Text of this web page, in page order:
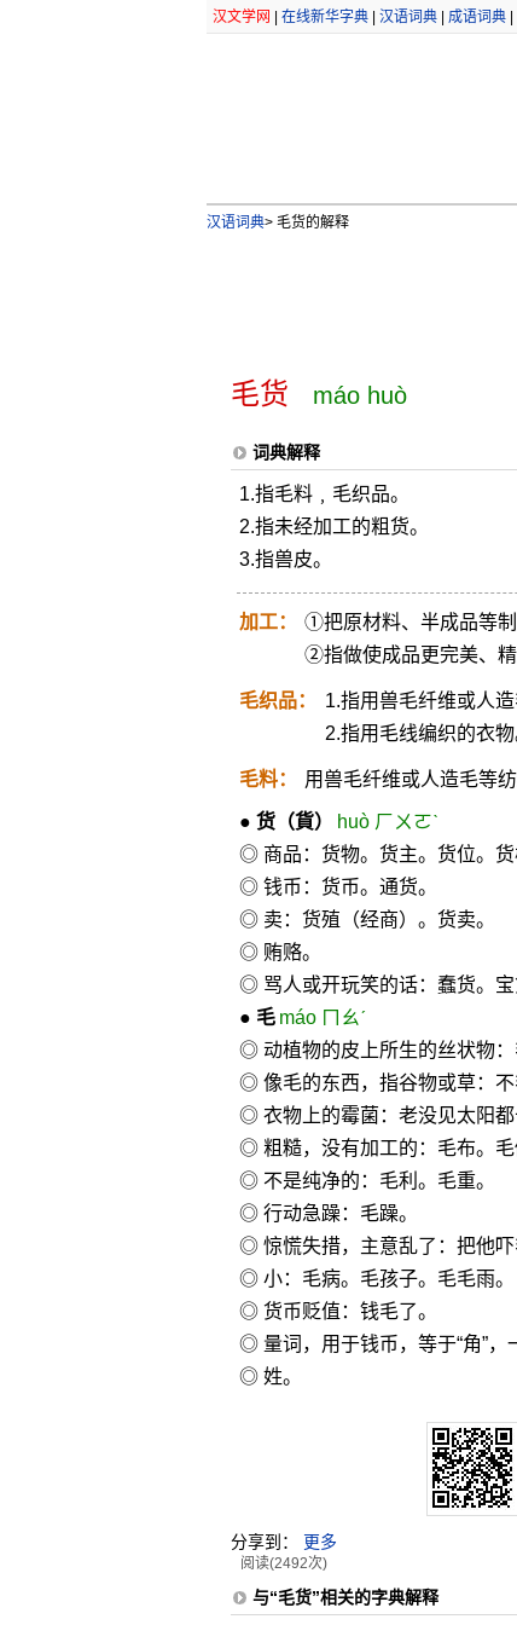
汉文学网 在线新华字典| 汉语词典| 成语词典|
汉语词典>毛货的解释
毛货 máo huò
词典解释
1.指毛料﹐毛织品。
2.指未经加工的粗货。
3.指兽皮。
加工：
①把原材料、半成品等制
②指做使成品更完美、精
毛织品：
1.指用兽毛纤维或人造
2.指用毛线编织的衣物
毛料： 用兽毛纤维或人造毛等纺
● 货（貨）
huò ㄏㄨㄛˋ
◎ 商品：货物。货主。货位。货
◎ 钱币：货币。通货。
◎ 卖：货殖（经商）。货卖。
◎ 贿赂。
◎ 骂人或开玩笑的话：蠢货。宝
● 毛 máo ㄇㄠˊ
◎ 动植物的皮上所生的丝状物：
◎ 像毛的东西，指谷物或草：不
◎ 衣物上的霉菌：老没见太阳都
◎ 粗糙，没有加工的：毛布。毛
◎ 不是纯净的：毛利。毛重。
◎ 行动急躁：毛躁。
◎ 惊慌失措，主意乱了：把他吓
◎ 小：毛病。毛孩子。毛毛雨。
◎ 货币贬值：钱毛了。
◎ 量词，用于钱币，等于“角”，
◎ 姓。
分享到： 更多
阅读(2492次)
与“毛货”相关的字典解释